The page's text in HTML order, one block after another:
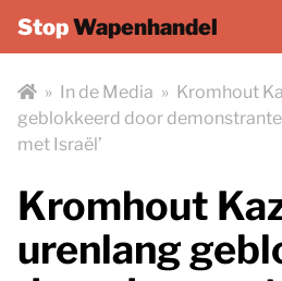
StopWapenhandel
» In de Media » Kromhout
geblokkeerd door
met Israël’
Kromhout
urenlang